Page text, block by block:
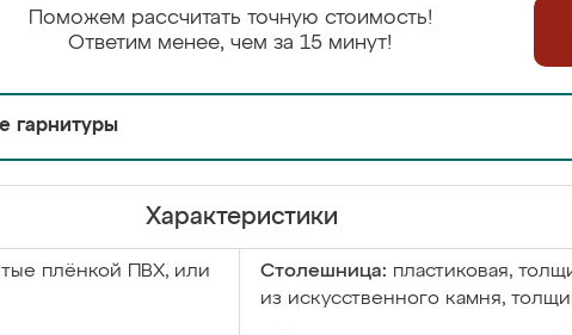
Поможем рассчитать точную стоимость!
Ответим менее, чем за 15 минут!
гарнитуры
Характеристики
плёнкой ПВХ, или
Столешница: пластиковая,
из искусственного камня,